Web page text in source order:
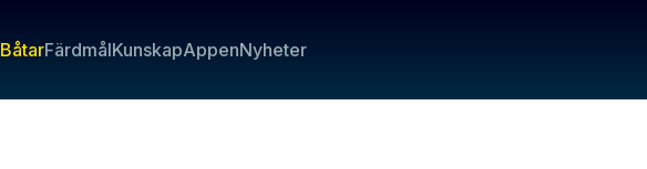
BåtarFärdmålKunskapAppenNyheter